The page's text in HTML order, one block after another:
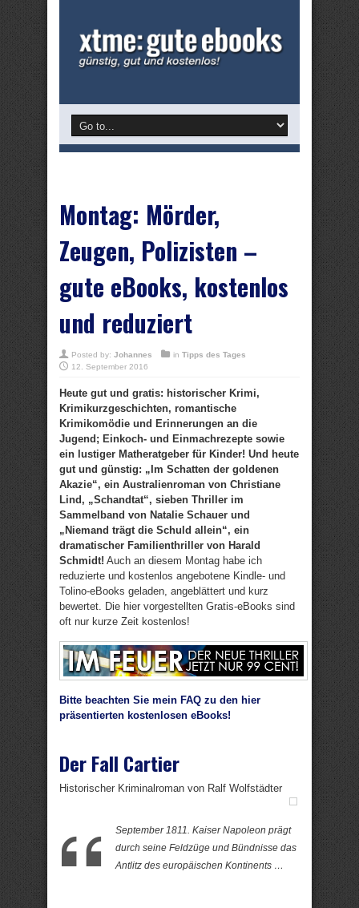
Montag: Mörder,
Zeugen, Polizisten –
gute eBooks, kostenlos
und reduziert
Posted by: Johannes in Tipps des Tages
12. September 2016
Heute gut und gratis: historischer Krimi,
Krimikurzgeschichten, romantische
Krimikomödie und Erinnerungen an die
Jugend; Einkoch- und Einmachrezepte sowie
ein lustiger Matheratgeber für Kinder! Und heute
gut und günstig: „Im Schatten der goldenen
Akazie“, ein Australienroman von Christiane
Lind, „Schandtat“, sieben Thriller im
Sammelband von Natalie Schauer und
„Niemand trägt die Schuld allein“, ein
dramatischer Familienthriller von Harald
Schmidt! Auch an diesem Montag habe ich
reduzierte und kostenlos angebotene Kindle- und
Tolino-eBooks geladen, angeblättert und kurz
bewertet. Die hier vorgestellten Gratis-eBooks sind
oft nur kurze Zeit kostenlos!
Bitte beachten Sie mein FAQ zu den hier
präsentierten kostenlosen eBooks!
Der Fall Cartier
Historischer Kriminalroman von Ralf Wolfstädter
September 1811. Kaiser Napoleon prägt
durch seine Feldzüge und Bündnisse das
Antlitz des europäischen Kontinents …